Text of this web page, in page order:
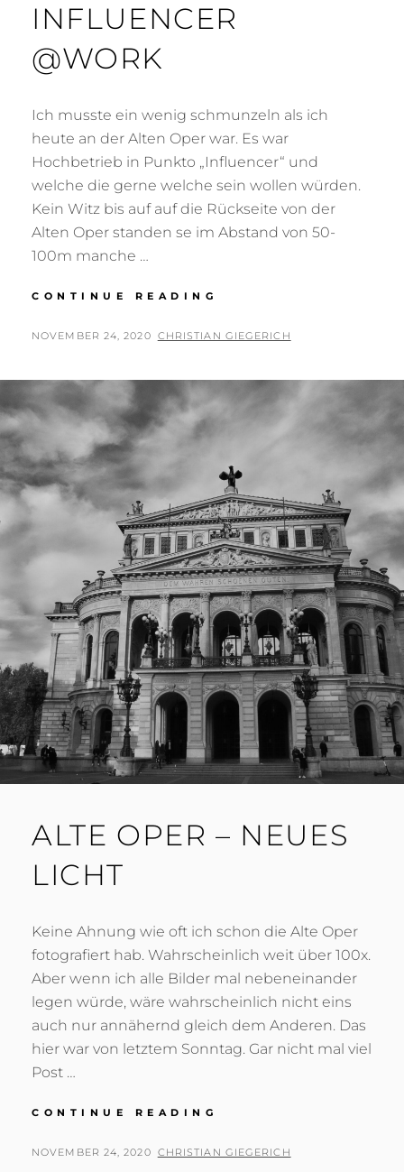
INFLUENCER
@WORK
Ich musste ein wenig schmunzeln als ich
heute an der Alten Oper war. Es war
Hochbetrieb in Punkto „Influencer“ und
welche die gerne welche sein wollen würden.
Kein Witz bis auf auf die Rückseite von der
Alten Oper standen se im Abstand von 50-
100m manche …
CONTINUE READING
POSTED
NOVEMBER 24, 2020 BY
CHRISTIAN GIEGERICH
ALTE OPER – NEUES
LICHT
Keine Ahnung wie oft ich schon die Alte Oper
fotografiert hab. Wahrscheinlich weit über 100x.
Aber wenn ich alle Bilder mal nebeneinander
legen würde, wäre wahrscheinlich nicht eins
auch nur annähernd gleich dem Anderen. Das
hier war von letztem Sonntag. Gar nicht mal viel
Post …
CONTINUE READING
–
POSTED
NOVEMBER 24, 2020 BY
CHRISTIAN GIEGERICH